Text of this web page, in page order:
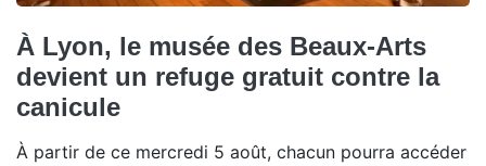
À Lyon, le musée des Beaux-Arts
devient un refuge gratuit contre la
canicule
À partir de ce mercredi 5 août, chacun pourra accéder